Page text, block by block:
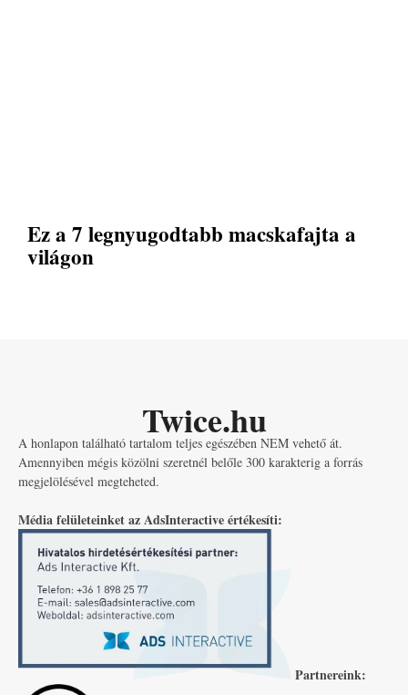
Ez a 7 legnyugodtabb macskafajta a
világon
Twice.hu
A honlapon található tartalom teljes egészében NEM vehető át.
Amennyiben mégis közölni szeretnél belőle 300 karakterig a forrás
megjelölésével megteheted.
Média felületeinket az AdsInteractive értékesíti:
Partnereink: